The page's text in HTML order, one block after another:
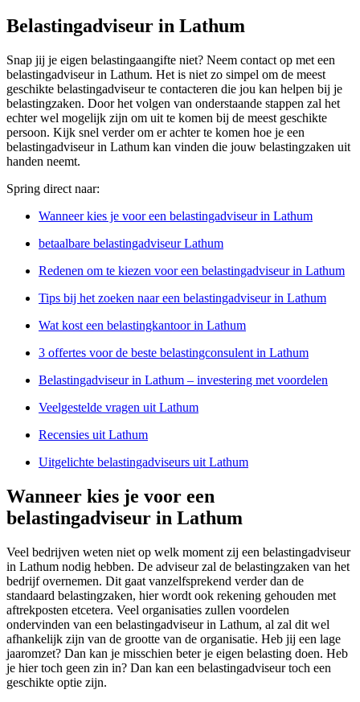
Belastingadviseur in Lathum
Snap jij je eigen belastingaangifte niet? Neem contact op met een
belastingadviseur in Lathum. Het is niet zo simpel om de meest
geschikte belastingadviseur te contacteren die jou kan helpen bij je
belastingzaken. Door het volgen van onderstaande stappen zal het
echter wel mogelijk zijn om uit te komen bij de meest geschikte
persoon. Kijk snel verder om er achter te komen hoe je een
belastingadviseur in Lathum kan vinden die jouw belastingzaken uit
handen neemt.
Spring direct naar:
Wanneer kies je voor een belastingadviseur in Lathum
betaalbare belastingadviseur Lathum
Redenen om te kiezen voor een belastingadviseur in Lathum
Tips bij het zoeken naar een belastingadviseur in Lathum
Wat kost een belastingkantoor in Lathum
3 offertes voor de beste belastingconsulent in Lathum
Belastingadviseur in Lathum – investering met voordelen
Veelgestelde vragen uit Lathum
Recensies uit Lathum
Uitgelichte belastingadviseurs uit Lathum
Wanneer kies je voor een
belastingadviseur in Lathum
Veel bedrijven weten niet op welk moment zij een belastingadviseur
in Lathum nodig hebben. De adviseur zal de belastingzaken van het
bedrijf overnemen. Dit gaat vanzelfsprekend verder dan de
standaard belastingzaken, hier wordt ook rekening gehouden met
aftrekposten etcetera. Veel organisaties zullen voordelen
ondervinden van een belastingadviseur in Lathum, al zal dit wel
afhankelijk zijn van de grootte van de organisatie. Heb jij een lage
jaaromzet? Dan kan je misschien beter je eigen belasting doen. Heb
je hier toch geen zin in? Dan kan een belastingadviseur toch een
geschikte optie zijn.